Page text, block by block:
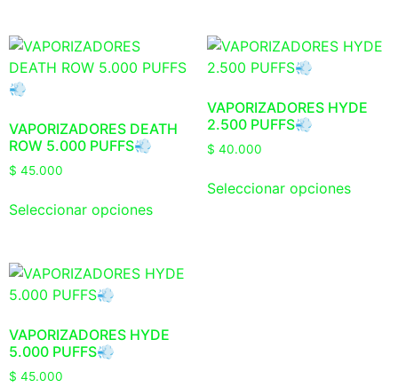
VAPORIZADORES DEATH
ROW 5.000 PUFFS💨
$ 45.000
Seleccionar opciones
VAPORIZADORES HYDE
2.500 PUFFS💨
$ 40.000
Seleccionar opciones
VAPORIZADORES HYDE
5.000 PUFFS💨
$ 45.000